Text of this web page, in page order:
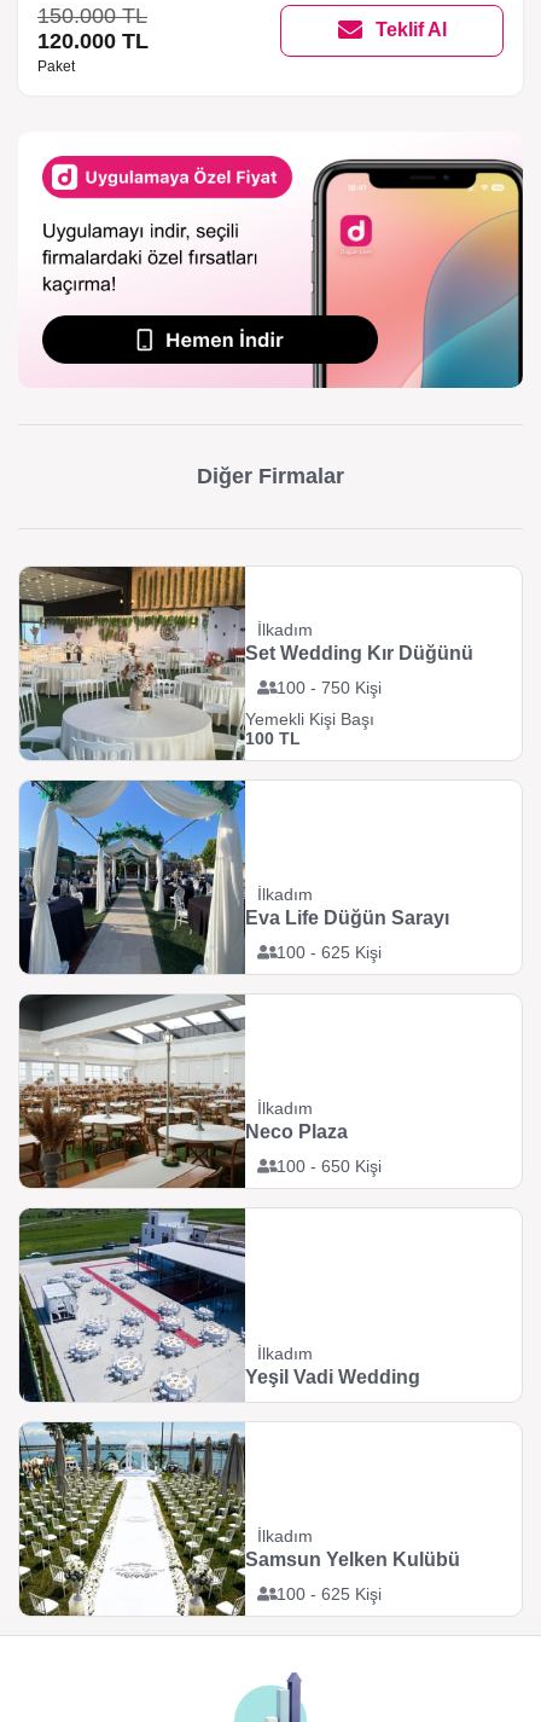
150.000 TL
120.000 TL
Paket
Teklif Al
Diğer Firmalar
İlkadım
100 - 750 Kişi
Set Wedding Kır Düğünü
Yemekli Kişi Başı
100 TL
İlkadım
100 - 625 Kişi
Eva Life Düğün Sarayı
İlkadım
100 - 650 Kişi
Neco Plaza
İlkadım
Yeşil Vadi Wedding
İlkadım
100 - 625 Kişi
Samsun Yelken Kulübü